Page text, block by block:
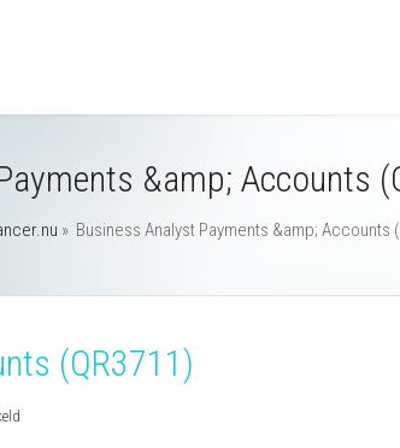
&amp; Accounts
» Business Analyst Payments &amp; Accounts
(QR3711)